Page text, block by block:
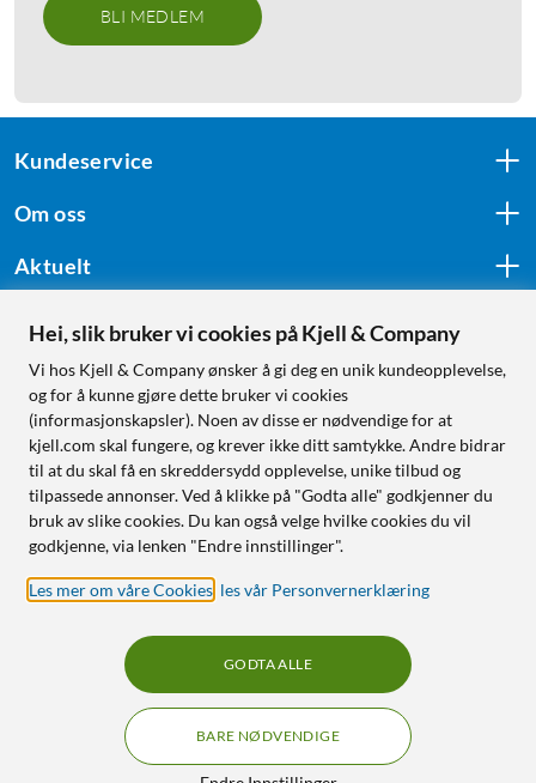
BLI MEDLEM
Kundeservice
Om oss
Aktuelt
Følg oss
Handle fra:
Sverige
Norge
RÅD OG TILBEHØR TIL
HJEMMEELEKTRONIKK
Hei, slik bruker vi cookies på Kjell & Company
Vi hos Kjell & Company ønsker å gi deg en unik kundeopplevelse,
og for å kunne gjøre dette bruker vi cookies
(informasjonskapsler). Noen av disse er nødvendige for at
kjell.com skal fungere, og krever ikke ditt samtykke. Andre bidrar
til at du skal få en skreddersydd opplevelse, unike tilbud og
tilpassede annonser. Ved å klikke på "Godta alle" godkjenner du
bruk av slike cookies. Du kan også velge hvilke cookies du vil
godkjenne, via lenken "Endre innstillinger".
Les mer om våre Cookies les vår Personvernerklæring
BARE NØDVENDIGE
GODTA ALLE